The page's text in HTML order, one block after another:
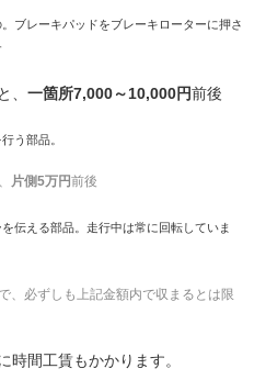
ブレーキパッドをブレーキローターに押さ
、 一箇所7,000～10,000円前後
う部品。
片側5万円前後
伝える部品。走行中は常に回転していま
、必ずしも上記金額内で収まるとは限
時間工賃もかかります。